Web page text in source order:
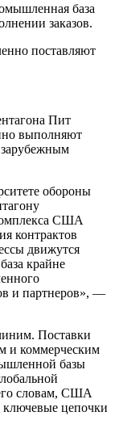
база
заказов.
Пит
выполняют
обороны
США
контрактов
движутся
крайне
и партнеров», —
Поставки
и коммерческим
базы
словам, США
ключевые цепочки